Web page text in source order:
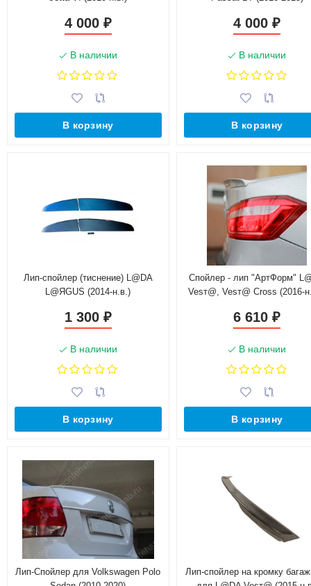
4 000 ₽
В наличии
В корзину
4 000₽
В наличии
В корзину
Лип-спойлер (тиснение) L@DA
L@ЯGUS (2014-н.в.)
1 300 ₽
В наличии
В корзину
Спойлер - лип "АртФорм"
Vesт@, Vesт@ Cross (2016-
6 610₽
В наличии
В корзину
Лип-Спойлер для Volkswagen Polo
Лип-спойлер на кромку